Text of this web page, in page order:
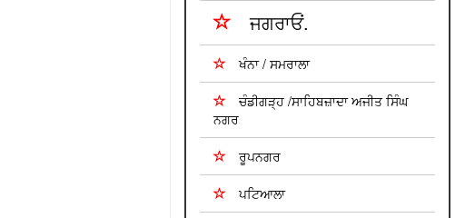
ਜਗਰਾਓਂ.
ਖੰਨਾ / ਸਮਰਾਲਾ
ਚੰਡੀਗੜ੍ਹ /ਸਾਹਿਬਜ਼ਾਦਾ ਅਜੀਤ ਸਿੰਘ
ਨਗਰ
ਰੂਪਨਗਰ
ਪਟਿਆਲਾ